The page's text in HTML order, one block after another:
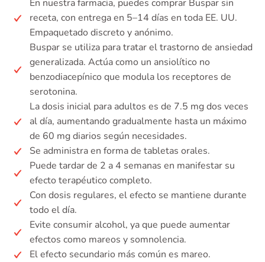
En nuestra farmacia, puedes comprar Buspar sin
receta, con entrega en 5–14 días en toda EE. UU.
Empaquetado discreto y anónimo.
Buspar se utiliza para tratar el trastorno de ansiedad
generalizada. Actúa como un ansiolítico no
benzodiacepínico que modula los receptores de
serotonina.
La dosis inicial para adultos es de 7.5 mg dos veces
al día, aumentando gradualmente hasta un máximo
de 60 mg diarios según necesidades.
Se administra en forma de tabletas orales.
Puede tardar de 2 a 4 semanas en manifestar su
efecto terapéutico completo.
Con dosis regulares, el efecto se mantiene durante
todo el día.
Evite consumir alcohol, ya que puede aumentar
efectos como mareos y somnolencia.
El efecto secundario más común es mareo.